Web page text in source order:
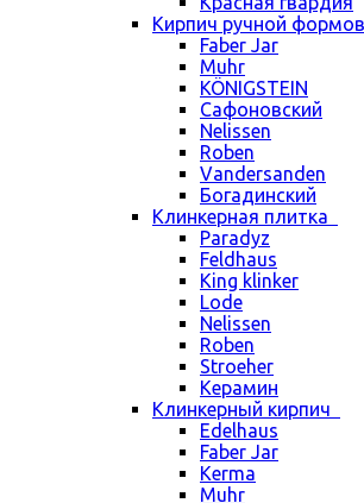
Кирпич ручной
Faber Jar
Muhr
KÖNIGSTEIN
Сафоновский
Nelissen
Roben
Vandersanden
Богадинский
Клинкерная плитка
Paradyz
Feldhaus
King klinker
Lode
Nelissen
Roben
Stroeher
Керамин
Клинкерный кирпич
Edelhaus
Faber Jar
Kerma
Muhr